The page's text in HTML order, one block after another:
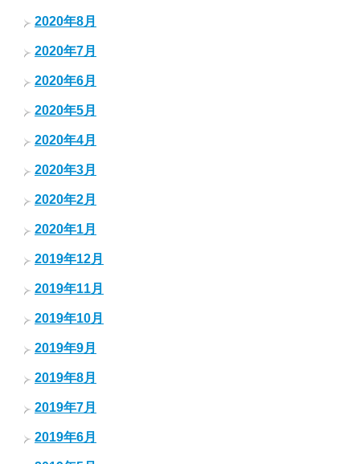
2020年8月
2020年7月
2020年6月
2020年5月
2020年4月
2020年3月
2020年2月
2020年1月
2019年12月
2019年11月
2019年10月
2019年9月
2019年8月
2019年7月
2019年6月